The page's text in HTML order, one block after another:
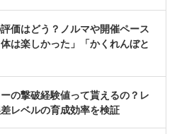
価はどう？ノルマや開催ペース
は楽しかった」「かくれんぼと
の撃破経験値って貰えるの？レ
レベルの育成効率を検証